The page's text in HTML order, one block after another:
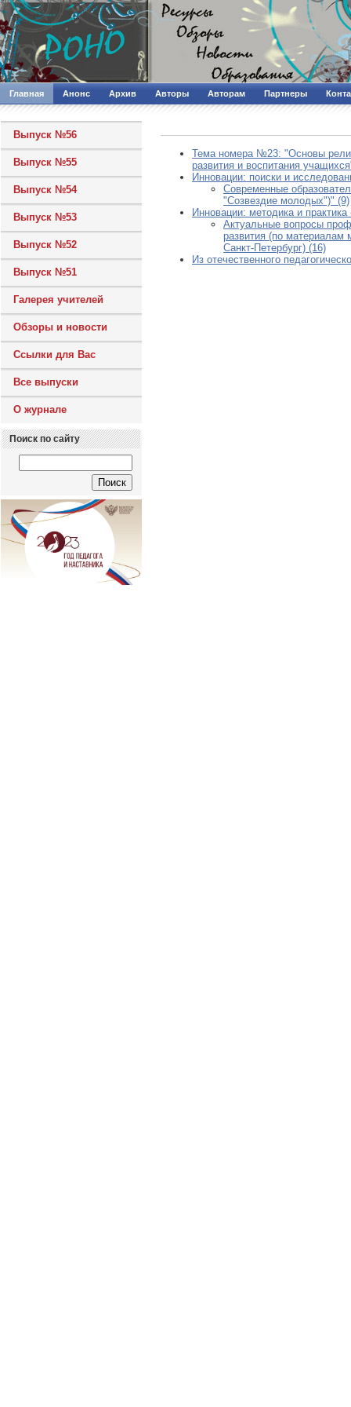
Главная Анонс Архив Авторы Авторам Партнеры
Выпуск №56
Выпуск №55
Выпуск №54
Выпуск №53
Выпуск №52
Выпуск №51
Галерея учителей
Обзоры и новости
Ссылки для Вас
Все выпуски
О журнале
Поиск по сайту
Тема номера №23: "Основы
развития и воспитания
Инновации: поиски и
Современные
"Созвездие молодых")" (9)
Инновации: методика и практика
Актуальные вопросы
развития (по материалам
Санкт-Петербург) (16)
Из отечественного